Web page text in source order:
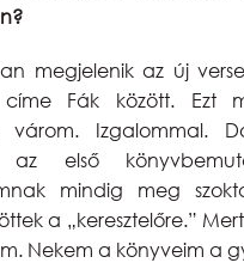
megjelenik az új
Fák között. Ezt
várom. Izgalommal.
az első
mindig meg
a „keresztelőre.”
Nekem a könyveim a